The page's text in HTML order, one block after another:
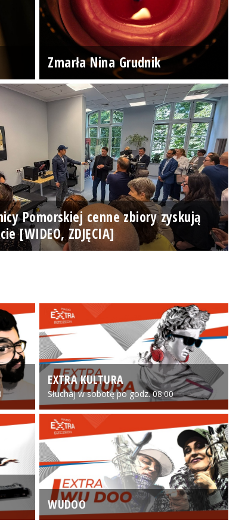
Zmarła Nina Grudnik
Pomorskiej cenne zbiory zyskują
[WIDEO, ZDJĘCIA]
EXTRA KULTURA
Słuchaj w sobotę po godz. 08:00
WUDOO